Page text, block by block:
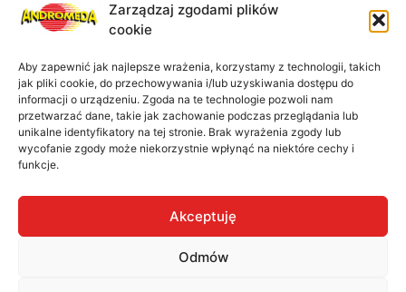
Zarządzaj zgodami plików
cookie
Aby zapewnić jak najlepsze wrażenia, korzystamy z technologii, takich
jak pliki cookie, do przechowywania i/lub uzyskiwania dostępu do
informacji o urządzeniu. Zgoda na te technologie pozwoli nam
przetwarzać dane, takie jak zachowanie podczas przeglądania lub
unikalne identyfikatory na tej stronie. Brak wyrażenia zgody lub
wycofanie zgody może niekorzystnie wpłynąć na niektóre cechy i
funkcje.
Akceptuję
Odmów
Zadzwoń do nas:
61 867 11 91
Napisz wiadomość:
biuro@madbiuro.pl
ul. Kamiennogórska 9/41 60-179 Poznań